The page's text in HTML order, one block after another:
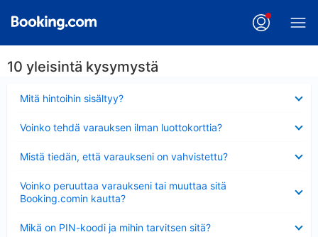
10 yleisintä kysymystä
Mitä hintoihin sisältyy?
Voinko tehdä varauksen ilman luottokorttia?
Mistä tiedän, että varaukseni on vahvistettu?
Voinko peruuttaa varaukseni tai muuttaa sitä
Booking.comin kautta?
Mikä on PIN-koodi ja mihin tarvitsen sitä?